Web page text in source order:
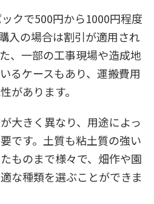
クで500円から1000円程度
入の場合は割引が適用され
、一部の工事現場や造成地
るケースもあり、運搬費用
があります。
大きく異なり、用途によっ
です。土質も粘土質の強い
ものまで様々で、畑作や園
な種類を選ぶことができま